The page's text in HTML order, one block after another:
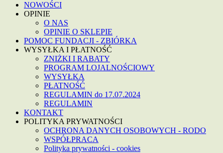
NOWOŚCI
OPINIE
O NAS
OPINIE O SKLEPIE
POMOC FUNDACJI - ZBIÓRKA
WYSYŁKA I PŁATNOŚĆ
ZNIŻKI I RABATY
PROGRAM LOJALNOŚCIOWY
WYSYŁKA
PŁATNOŚĆ
REGULAMIN do 17.07.2024
REGULAMIN
KONTAKT
POLITYKA PRYWATNOŚCI
OCHRONA DANYCH OSOBOWYCH - RODO
WSPÓŁPRACA
Polityka prywatności - cookies